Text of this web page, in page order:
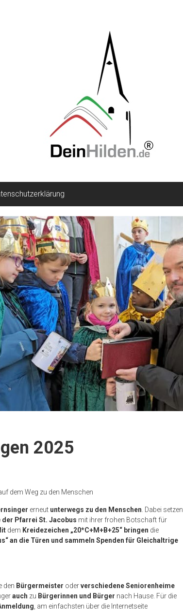
2025
dem Weg zu den Menschen
erneut unterwegs zu den Menschen . Dabei setzen
der Pfarrei St. Jacobus mit ihrer frohen Botschaft für
dem Kreidezeichen „20*C+M+B+25“ bringen die
an die Türen und sammeln Spenden für Gleichaltrige
den Bürgermeister oderverschiedene Seniorenheime
auch zu Bürgerinnen und Bürger nach Hause. Für die
, am einfachsten über die Internetseite